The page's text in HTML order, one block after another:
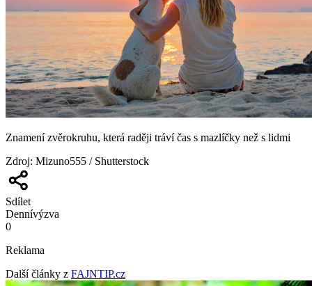
Znamení zvěrokruhu, která raději tráví čas s mazlíčky než s lidmi
Zdroj: Mizuno555 / Shutterstock
Sdílet
Dennívýzva
0
Reklama
Další články z FAJNTIP.cz